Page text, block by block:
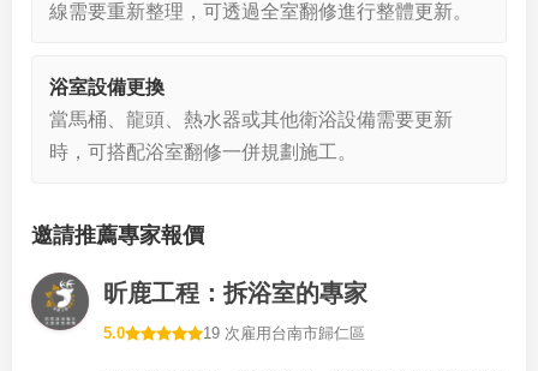
線需要重新整理，可透過全室翻修進行整體更新。
浴室設備更換
當馬桶、龍頭、熱水器或其他衛浴設備需要更新
時，可搭配浴室翻修一併規劃施工。
邀請推薦專家報價
昕鹿工程：拆浴室的專家
5.0 19 次雇用 台南市歸仁區